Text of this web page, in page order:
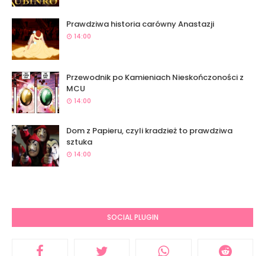
Prawdziwa historia carówny Anastazji
14:00
Przewodnik po Kamieniach Nieskończoności z
MCU
14:00
Dom z Papieru, czyli kradzież to prawdziwa
sztuka
14:00
SOCIAL PLUGIN